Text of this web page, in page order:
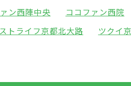
ン西陣中央 ココファン西院
トライフ京都北大路 ツクイ